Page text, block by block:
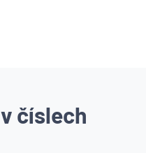
v číslech